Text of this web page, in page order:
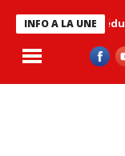
INFO A LA UNE
éducatives